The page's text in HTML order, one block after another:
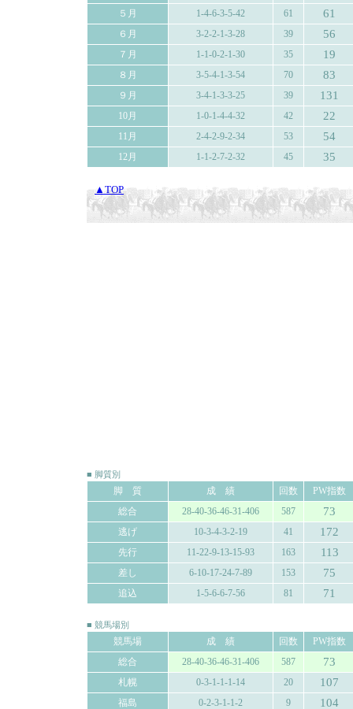
５月 1-4-6-3-5-42 61 61
６月 3-2-2-1-3-28 39 56
７月 1-1-0-2-1-30 35 19
８月 3-5-4-1-3-54 70 83
９月 3-4-1-3-3-25 39 131
10月 1-0-1-4-4-32 42 22
11月 2-4-2-9-2-34 53 54
12月 1-1-2-7-2-32 45 35
▲TOP
■ 脚質別
脚 質 成 績 回数
PW指数
総合
28-40-36-46-31-406 587 73
逃げ 10-3-4-3-2-19 41 172
先行 11-22-9-13-15-93 163 113
差し 6-10-17-24-7-89 153 75
追込 1-5-6-6-7-56 81 71
■ 競馬場別
競馬場 成 績 回数
PW指数
総合
28-40-36-46-31-406 587 73
札幌 0-3-1-1-1-14 20 107
福島 0-2-3-1-1-2 9 104